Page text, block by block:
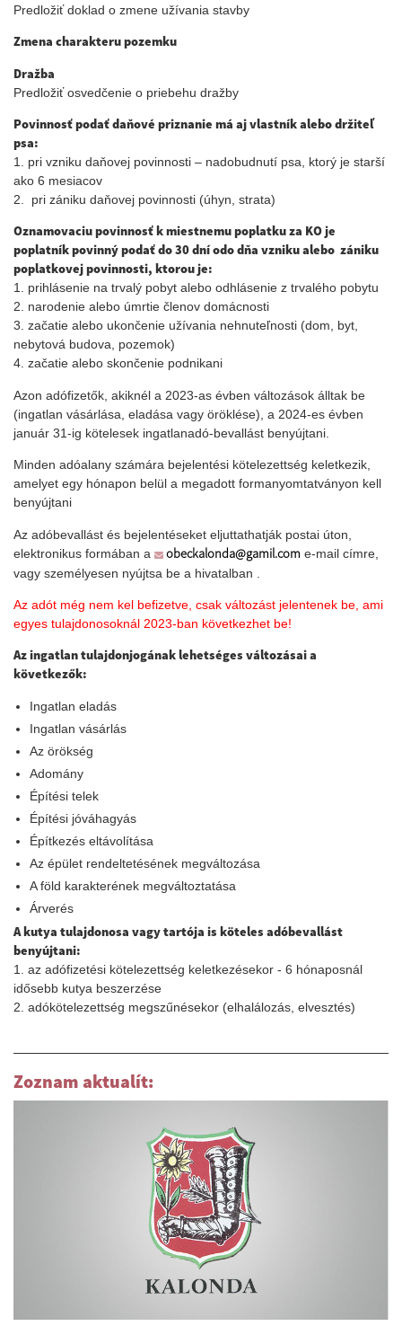
Predložiť doklad o zmene užívania stavby
Zmena charakteru pozemku
Dražba
Predložiť osvedčenie o priebehu dražby
Povinnosť podať daňové priznanie má aj vlastník alebo držiteľ
psa:
1. pri vzniku daňovej povinnosti – nadobudnutí psa, ktorý je starší
ako 6 mesiacov
2. pri zániku daňovej povinnosti (úhyn, strata)
Oznamovaciu povinnosť k miestnemu poplatku za KO je
poplatník povinný podať do 30 dní odo dňa vzniku alebo zániku
poplatkovej povinnosti, ktorou je:
1. prihlásenie na trvalý pobyt alebo odhlásenie z trvalého pobytu
2. narodenie alebo úmrtie členov domácnosti
3. začatie alebo ukončenie užívania nehnuteľnosti (dom, byt,
nebytová budova, pozemok)
4. začatie alebo skončenie podnikani
Azon adófizetők, akiknél a 2023-as évben változások álltak be
(ingatlan vásárlása, eladása vagy öröklése), a 2024-es évben
január 31-ig kötelesek ingatlanadó-bevallást benyújtani.
Minden adóalany számára bejelentési kötelezettség keletkezik,
amelyet egy hónapon belül a megadott formanyomtatványon kell
benyújtani
Az adóbevallást és bejelentéseket eljuttathatják postai úton,
elektronikus formában a
obeckalonda@gamil.com e-mail címre,
vagy személyesen nyújtsa be a hivatalban .
Az adót még nem kel befizetve, csak változást jelentenek be, ami
egyes tulajdonosoknál 2023-ban következhet be!
Az ingatlan tulajdonjogának lehetséges változásai a
következők:
Ingatlan eladás
Ingatlan vásárlás
Az örökség
Adomány
Építési telek
Építési jóváhagyás
Építkezés eltávolítása
Az épület rendeltetésének megváltozása
A föld karakterének megváltoztatása
Árverés
A kutya tulajdonosa vagy tartója is köteles adóbevallást
benyújtani:
1. az adófizetési kötelezettség keletkezésekor - 6 hónaposnál
idősebb kutya beszerzése
2. adókötelezettség megszűnésekor (elhalálozás, elvesztés)
Zoznam aktualít: